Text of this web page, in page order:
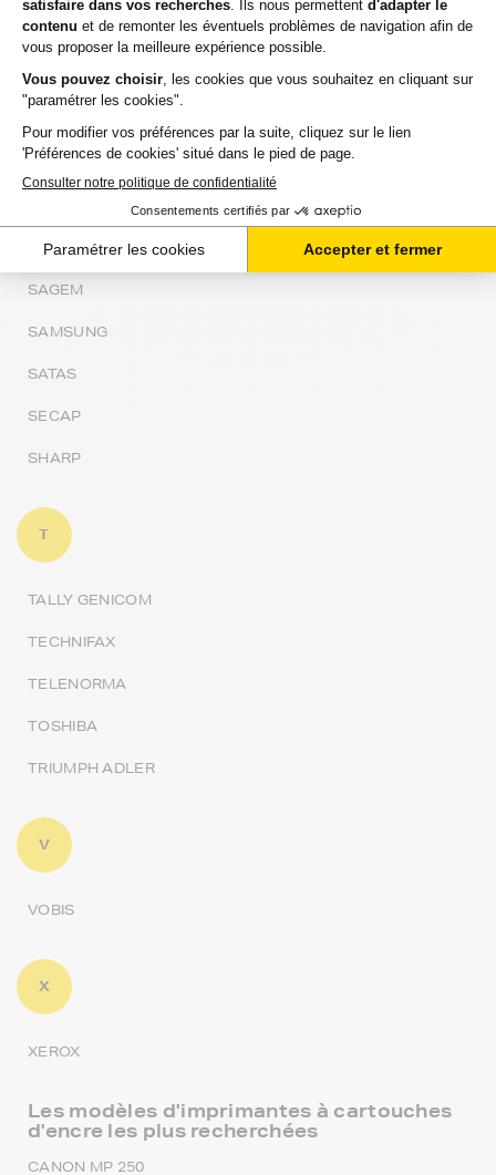
REGMA
RICOH
RISO
S
SAGEM
SAMSUNG
SATAS
SECAP
SHARP
T
TALLY GENICOM
TECHNIFAX
TELENORMA
TOSHIBA
TRIUMPH ADLER
V
VOBIS
X
XEROX
Les modèles d'imprimantes à cartouches
d'encre les plus recherchées
CANON MP 250